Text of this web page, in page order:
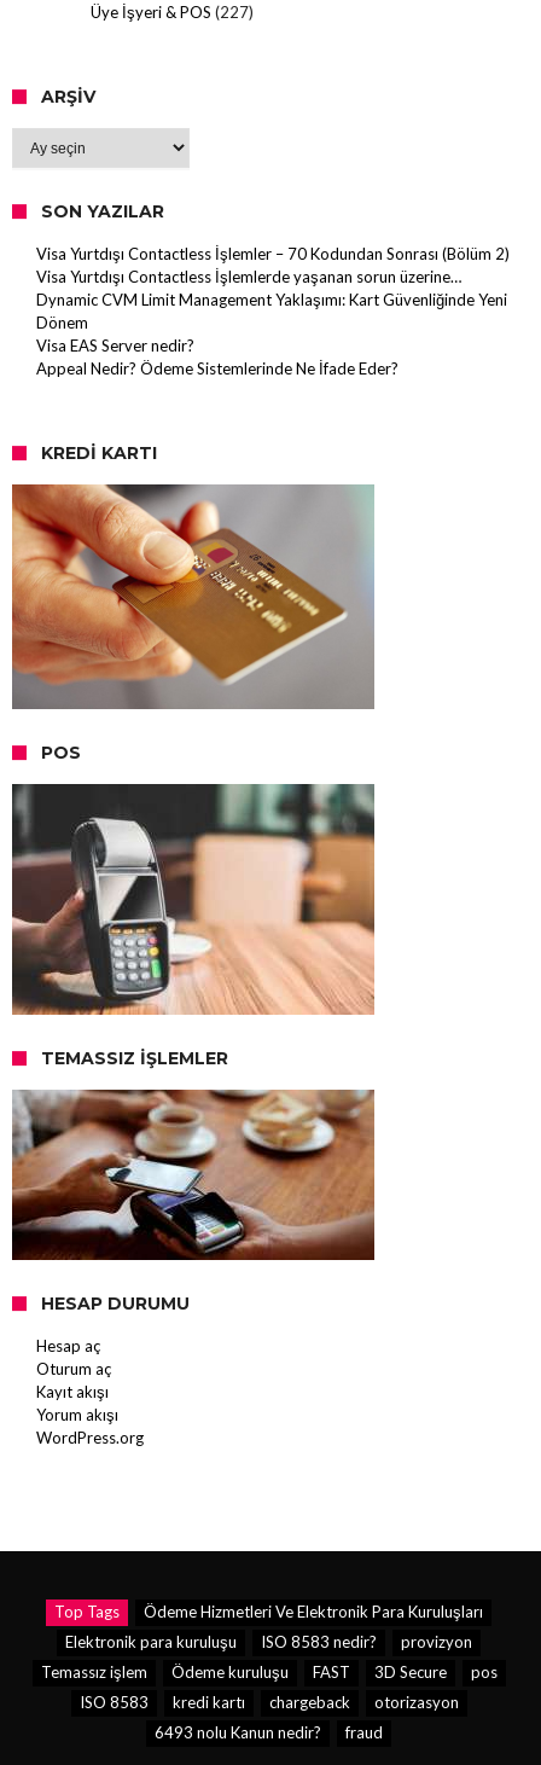
Üye İşyeri & POS (227)
ARŞIV
SON YAZILAR
Visa Yurtdışı Contactless İşlemler – 70 Kodundan Sonrası (Bölüm 2)
Visa Yurtdışı Contactless İşlemlerde yaşanan sorun üzerine…
Dynamic CVM Limit Management Yaklaşımı: Kart Güvenliğinde Yeni
Dönem
Visa EAS Server nedir?
Appeal Nedir? Ödeme Sistemlerinde Ne İfade Eder?
KREDI KARTI
POS
TEMASSIZ İŞLEMLER
HESAP DURUMU
Hesap aç
Oturum aç
Kayıt akışı
Yorum akışı
WordPress.org
Top Tags
Ödeme Hizmetleri Ve Elektronik Para Kuruluşları
Elektronik para kuruluşu
ISO 8583 nedir?
provizyon
Temassız işlem
Ödeme kuruluşu FAST 3D Secure
pos
ISO 8583
kredi kartı chargeback
otorizasyon
6493 nolu Kanun nedir?
fraud